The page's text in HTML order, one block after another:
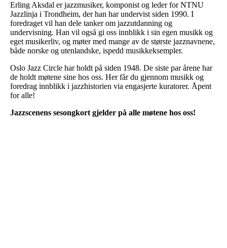
Erling Aksdal er jazzmusiker, komponist og leder for NTNU
Jazzlinja i Trondheim, der han har undervist siden 1990. I
foredraget vil han dele tanker om jazzutdanning og
undervisning. Han vil også gi oss innblikk i sin egen musikk og
eget musikerliv, og møter med mange av de største jazznavnene,
både norske og utenlandske, ispedd musikkeksempler.
Oslo Jazz Circle har holdt på siden 1948. De siste par årene har
de holdt møtene sine hos oss. Her får du gjennom musikk og
foredrag innblikk i jazzhistorien via engasjerte kuratorer. Åpent
for alle!
Jazzscenens sesongkort gjelder på alle møtene hos oss!